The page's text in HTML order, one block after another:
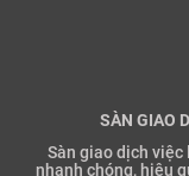
SÀN GIAO
Sàn giao dịch việc
nhanh chóng, hiệu